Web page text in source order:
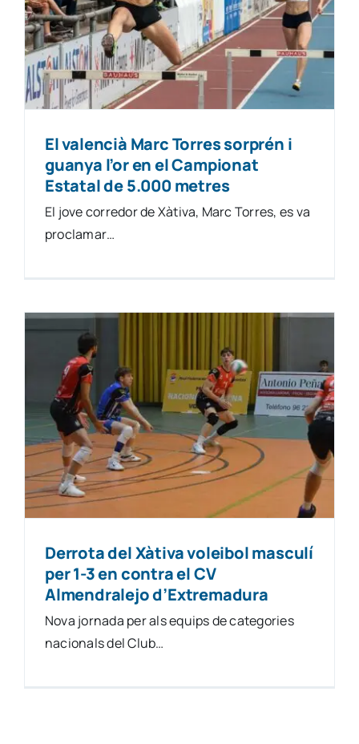
El valencià Marc Torres sorprén i
guanya l’or en el Campionat
Estatal de 5.000 metres
El jove corredor de Xàtiva, Marc Torres, es va
proclamar…
Derrota del Xàtiva voleibol masculí
per 1-3 en contra el CV
Almendralejo d’Extremadura
Nova jornada per als equips de categories
nacionals del Club…